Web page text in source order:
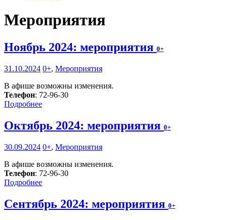
Мероприятия
Ноябрь 2024: мероприятия 0+
31.10.2024 0+, Мероприятия
В афише возможны изменения.
Телефон: 72-96-30
Подробнее
Октябрь 2024: мероприятия 0+
30.09.2024 0+, Мероприятия
В афише возможны изменения.
Телефон: 72-96-30
Подробнее
Сентябрь 2024: мероприятия 0+